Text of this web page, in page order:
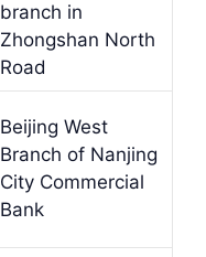
branch in
Zhongshan North
Road
Beijing West
Branch of Nanjing
City Commercial
Bank